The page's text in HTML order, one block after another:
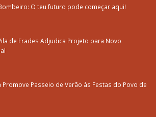
O teu futuro pode começar aqui!
de Frades Adjudica Projeto para Novo
Passeio de Verão às Festas do Povo de